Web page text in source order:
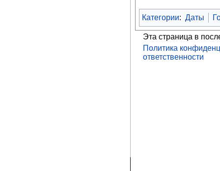
Категории: Даты
Эта страница в
Политика
ответственности